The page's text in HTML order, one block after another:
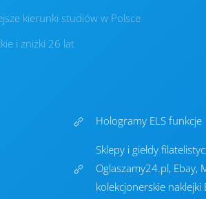
kierunki studiów w Polsce
i zniżki 26 lat
Hologramy ELS funkcje
Sklepy i giełdy
Oglaszamy24.pl, Ebay,
kolekcjonerskie naklejki